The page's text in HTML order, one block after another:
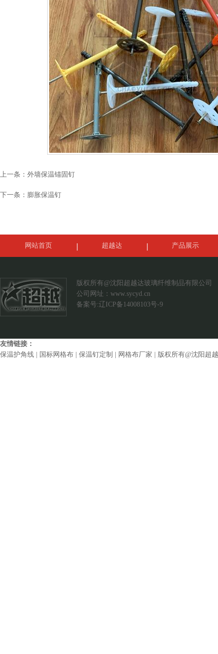
上一条： 外墙保温锚固钉
下一条： 膨胀保温钉
网站首页 超越达 产品展示
版权所有@沈阳超越达玻璃纤维制品有限公司
公司网址： www.sycyd.cn
备案号:辽ICP备14008103号-9
友情链接：
保温护角线
国标网格布 保温钉定制 网格布厂家 | 版权所有@沈阳超